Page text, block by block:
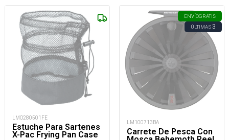
LMO280501FE
Estuche Para Sartenes
X-Pac Frying Pan Case
ENVÍOGRATIS
ÚLTIMAS3
LM100713BA
Carrete De Pesca Con